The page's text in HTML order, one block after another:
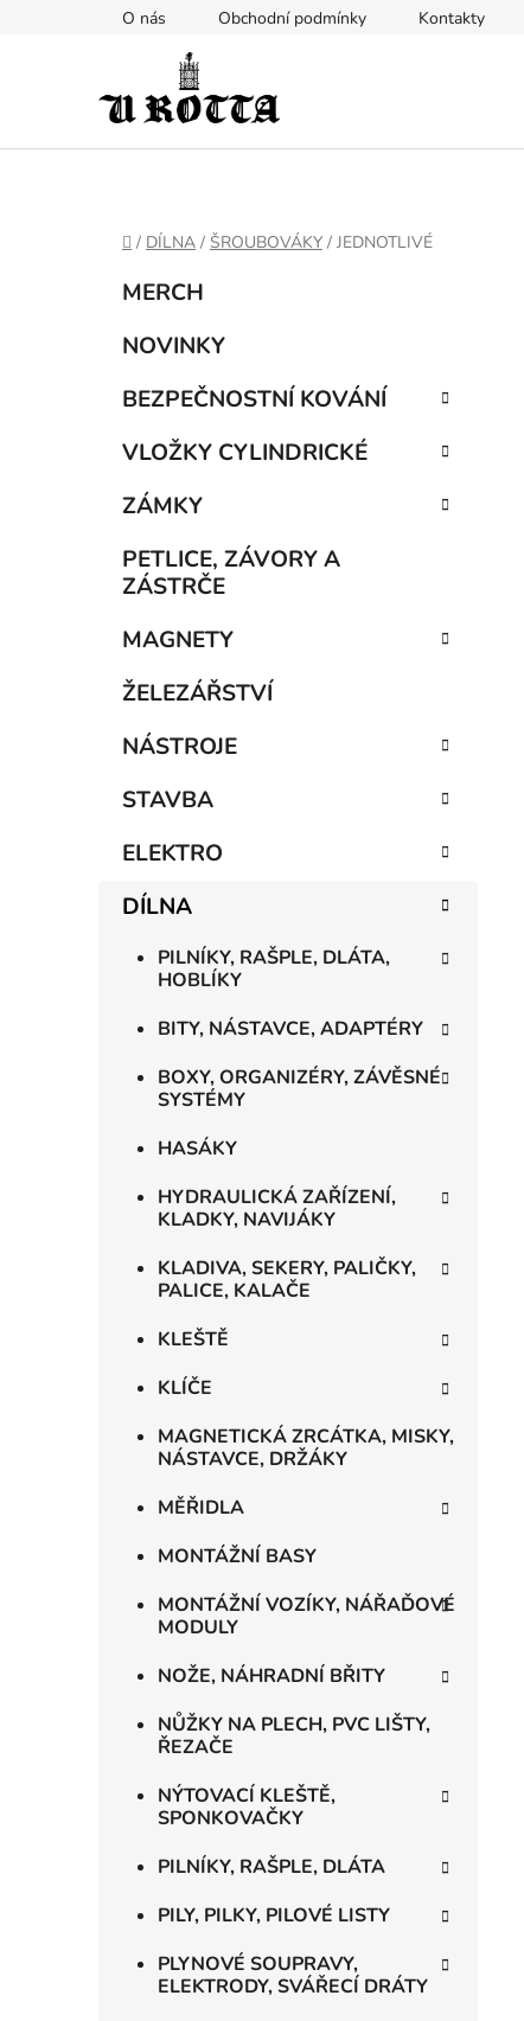
O nás Obchodní podmínky Kontakty
DOMŮ
/ DÍLNA / ŠROUBOVÁKY / JEDNOTLIVÉ
Přeskočit
kategorie
MERCH
NOVINKY
BEZPEČNOSTNÍ KOVÁNÍ
VLOŽKY CYLINDRICKÉ
ZÁMKY
PETLICE, ZÁVORY A
ZÁSTRČE
MAGNETY
ŽELEZÁŘSTVÍ
NÁSTROJE
STAVBA
ELEKTRO
DÍLNA
PILNÍKY, RAŠPLE, DLÁTA,
HOBLÍKY
BITY, NÁSTAVCE, ADAPTÉRY
BOXY, ORGANIZÉRY, ZÁVĚSNÉ
SYSTÉMY
HASÁKY
HYDRAULICKÁ ZAŘÍZENÍ,
KLADKY, NAVIJÁKY
KLADIVA, SEKERY, PALIČKY,
PALICE, KALAČE
KLEŠTĚ
KLÍČE
MAGNETICKÁ ZRCÁTKA, MISKY,
NÁSTAVCE, DRŽÁKY
MĚŘIDLA
MONTÁŽNÍ BASY
MONTÁŽNÍ VOZÍKY, NÁŘAĎOVÉ
MODULY
NOŽE, NÁHRADNÍ BŘITY
NŮŽKY NA PLECH, PVC LIŠTY,
ŘEZAČE
NÝTOVACÍ KLEŠTĚ,
SPONKOVAČKY
PILNÍKY, RAŠPLE, DLÁTA
PILY, PILKY, PILOVÉ LISTY
PLYNOVÉ SOUPRAVY,
ELEKTRODY, SVÁŘECÍ DRÁTY